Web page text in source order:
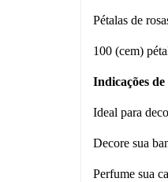
Pétalas de
100 (cem)
Indicações de
Ideal para
Decore sua
Perfume sua